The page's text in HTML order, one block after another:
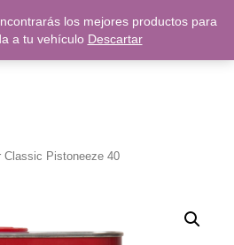
0,00€
Classic Pistoneeze 40
los mejores productos para
a tu vehículo Descartar